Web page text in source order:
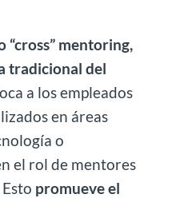
mentoring,
tradicional del
a los empleados
en áreas
o
el rol de mentores
Esto promueve el